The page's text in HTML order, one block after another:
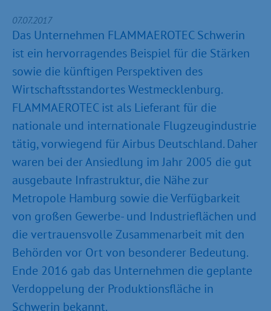
07.07.2017
Das Unternehmen FLAMMAEROTEC Schwerin
ist ein hervorragendes Beispiel für die Stärken
sowie die künftigen Perspektiven des
Wirtschaftsstandortes Westmecklenburg.
FLAMMAEROTEC ist als Lieferant für die
nationale und internationale Flugzeugindustrie
tätig, vorwiegend für Airbus Deutschland. Daher
waren bei der Ansiedlung im Jahr 2005 die gut
ausgebaute Infrastruktur, die Nähe zur
Metropole Hamburg sowie die Verfügbarkeit
von großen Gewerbe- und Industrieflächen und
die vertrauensvolle Zusammenarbeit mit den
Behörden vor Ort von besonderer Bedeutung.
Ende 2016 gab das Unternehmen die geplante
Verdoppelung der Produktionsfläche in
Schwerin bekannt.